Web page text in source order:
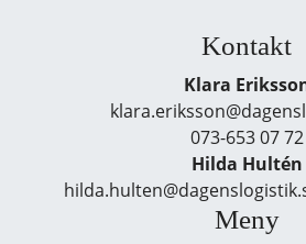
Kontakt
Klara
073-653 07 72
Hilda Hultén
Meny